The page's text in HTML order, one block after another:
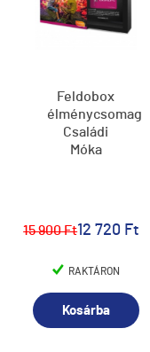
Feldobox
élménycsomag,
Családi
Móka
15 900 Ft12 720 Ft
RAKTÁRON
Kosárba